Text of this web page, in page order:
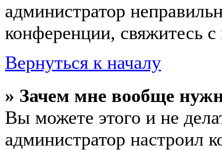
администратор
конференции, свяжитесь
Вернуться к началу
» Зачем мне вообще
Вы можете этого и не
администратор